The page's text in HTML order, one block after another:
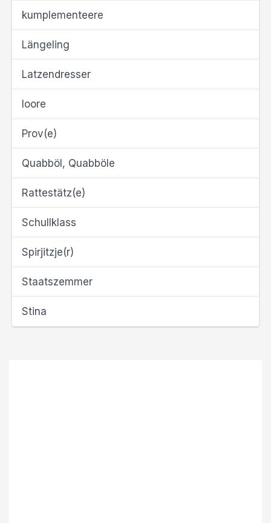
kumplementeere
Längeling
Latzendresser
loore
Prov(e)
Quabböl, Quabböle
Rattestätz(e)
Schullklass
Spirjitzje(r)
Staatszemmer
Stina